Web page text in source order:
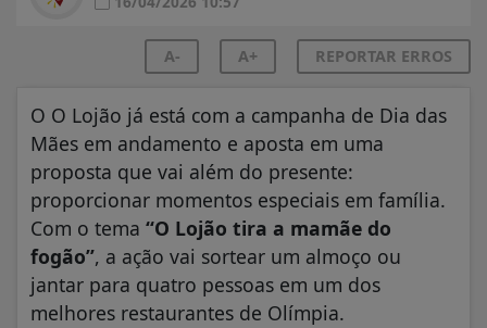
A- A+ REPORTAR ERROS
O O Lojão já está com a campanha de Dia das
Mães em andamento e aposta em uma
proposta que vai além do presente:
proporcionar momentos especiais em família.
Com o tema “O Lojão tira a mamãe do
fogão”, a ação vai sortear um almoço ou
jantar para quatro pessoas em um dos
melhores restaurantes de Olímpia.